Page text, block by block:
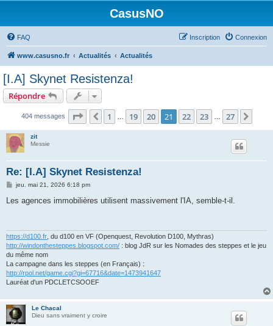
CasusNO
FAQ Connexion
Inscription
www.casusno.fr Actualités Actualités
[I.A] Skynet Resistenza!
Répondre
404 messages Page 21 sur 27
Précédent
1 19 20 21 22 23 27
zit
Messie
Re: [I.A] Skynet Resistenza!
M
s
jeu. mai 21, 2026 6:18 pm
Les agences immobilières utilisent massivement l'IA, semble-t-il.
https://d100.fr , du d100 en VF (Openquest, Revolution D100, Mythras)
http://windonthesteppes.blogspot.com/ : blog JdR sur les Nomades des steppes et le jeu
du même nom
La campagne dans les steppes (en Français) :
http://rpol.net/game.cgi?gi=67716&date=1473941647
Lauréat d'un PDCLETCSOOEF
Le Chacal
Dieu sans vraiment y croire